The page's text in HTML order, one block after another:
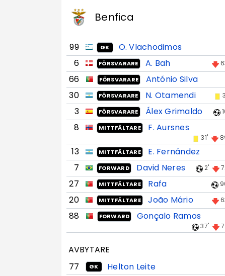
Benfica
99 GK
O. Vlachodimos
6
FÖRSVARARE A. Bah
66 FÖRSVARARE
António Silva
30
FÖRSVARARE N. Otamendi
3 FÖRSVARARE Álex Grimaldo
8 MITTFÄLTARE F. Aursnes
31'
13 MITTFÄLTARE
E. Fernández
7
FORWARD David Neres 2'
27 MITTFÄLTARE Rafa
20 MITTFÄLTARE João Mário
88 FORWARD Gonçalo Ramos
37'
AVBYTARE
77
GK
Helton Leite